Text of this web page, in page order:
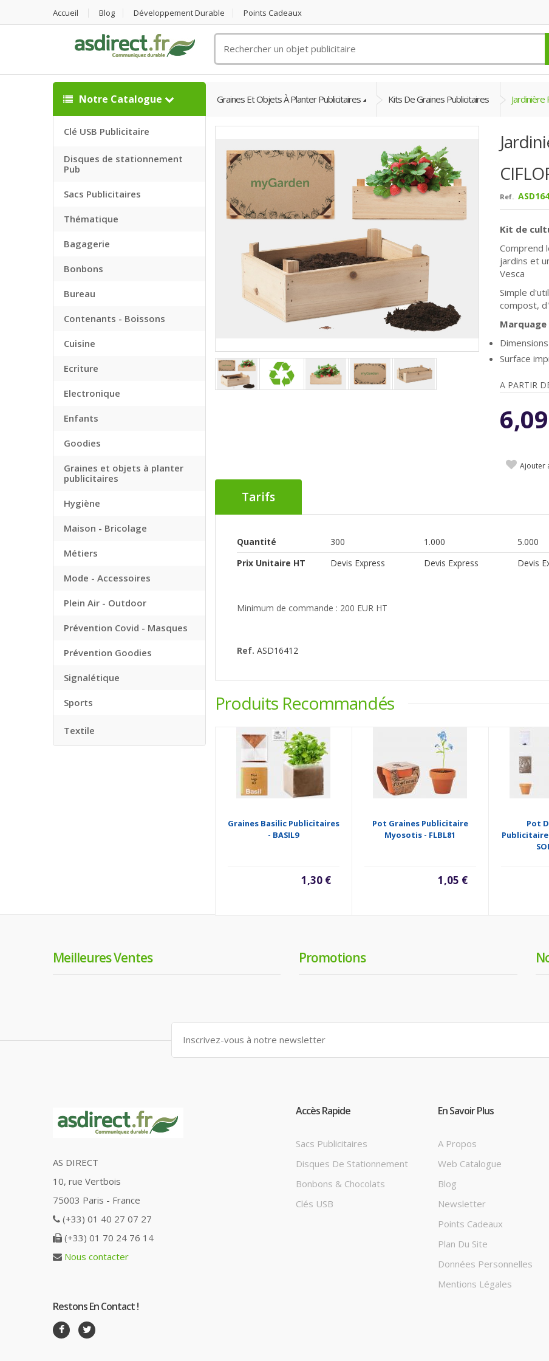
Accueil Blog Développement Durable Points Cadeaux
un
objet
publicitaire
Notre Catalogue
Clé USB Publicitaire
Disques de stationnement
Pub
Sacs Publicitaires
Thématique
Bagagerie
Bonbons
Bureau
Contenants - Boissons
Cuisine
Ecriture
Electronique
Enfants
Goodies
Graines et objets à planter
publicitaires
Hygiène
Maison - Bricolage
Métiers
Mode - Accessoires
Plein Air - Outdoor
Prévention Covid - Masques
Prévention Goodies
Signalétique
Sports
Textile
Graines Et Objets À Planter Publicitaires Kits De Graines Publicitaires Jardinière
Ref.
Kit de
Comprend
jardins et
Vesca
Simple
compost,
Surface
A PARTIR
6,09
Ajouter
Tarifs
Quantité 300 1.000 5.000
Prix Unitaire HT
Devis Express Devis Express Devis
Minimum de commande : 200 EUR HT
Ref. ASD16412
Produits Recommandés
Graines Basilic Publicitaires
- BASIL9
1,30 €
Pot Graines Publicitaire
Myosotis - FLBL81
1,05 €
Pot
Meilleures Ventes Promotions
AS DIRECT
10, rue Vertbois
75003 Paris - France
(+33) 01 40 27 07 27
(+33) 01 70 24 76 14
Nous contacter
Restons En Contact !
Accès Rapide
Sacs Publicitaires
Disques De Stationnement
Bonbons & Chocolats
Clés USB
En Savoir Plus
A Propos
Web Catalogue
Blog
Newsletter
Points Cadeaux
Plan Du Site
Données Personnelles
Mentions Légales